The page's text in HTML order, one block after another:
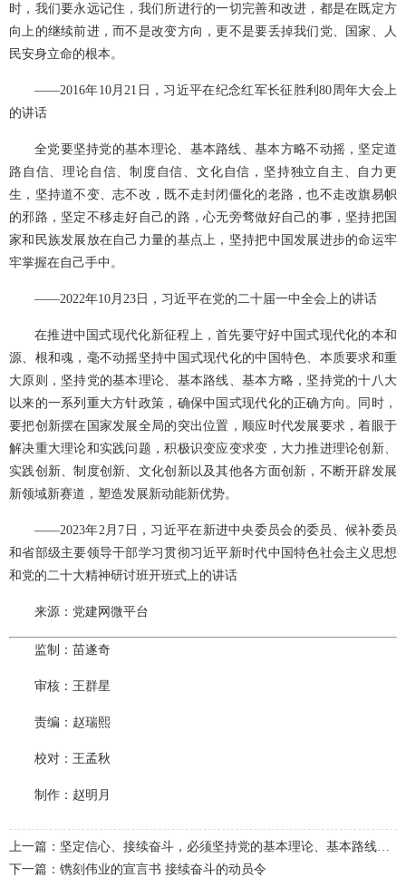
时，我们要永远记住，我们所进行的一切完善和改进，都是在既定方
向上的继续前进，而不是改变方向，更不是要丢掉我们党、国家、人
民安身立命的根本。
——2016年10月21日，习近平在纪念红军长征胜利80周年大会上
的讲话
全党要坚持党的基本理论、基本路线、基本方略不动摇，坚定道
路自信、理论自信、制度自信、文化自信，坚持独立自主、自力更
生，坚持道不变、志不改，既不走封闭僵化的老路，也不走改旗易帜
的邪路，坚定不移走好自己的路，心无旁骛做好自己的事，坚持把国
家和民族发展放在自己力量的基点上，坚持把中国发展进步的命运牢
牢掌握在自己手中。
——2022年10月23日，习近平在党的二十届一中全会上的讲话
在推进中国式现代化新征程上，首先要守好中国式现代化的本和
源、根和魂，毫不动摇坚持中国式现代化的中国特色、本质要求和重
大原则，坚持党的基本理论、基本路线、基本方略，坚持党的十八大
以来的一系列重大方针政策，确保中国式现代化的正确方向。同时，
要把创新摆在国家发展全局的突出位置，顺应时代发展要求，着眼于
解决重大理论和实践问题，积极识变应变求变，大力推进理论创新、
实践创新、制度创新、文化创新以及其他各方面创新，不断开辟发展
新领域新赛道，塑造发展新动能新优势。
——2023年2月7日，习近平在新进中央委员会的委员、候补委员
和省部级主要领导干部学习贯彻习近平新时代中国特色社会主义思想
和党的二十大精神研讨班开班式上的讲话
来源：党建网微平台
监制：苗遂奇
审核：王群星
责编：赵瑞熙
校对：王孟秋
制作：赵明月
下一篇：镌刻伟业的宣言书 接续奋斗的动员令